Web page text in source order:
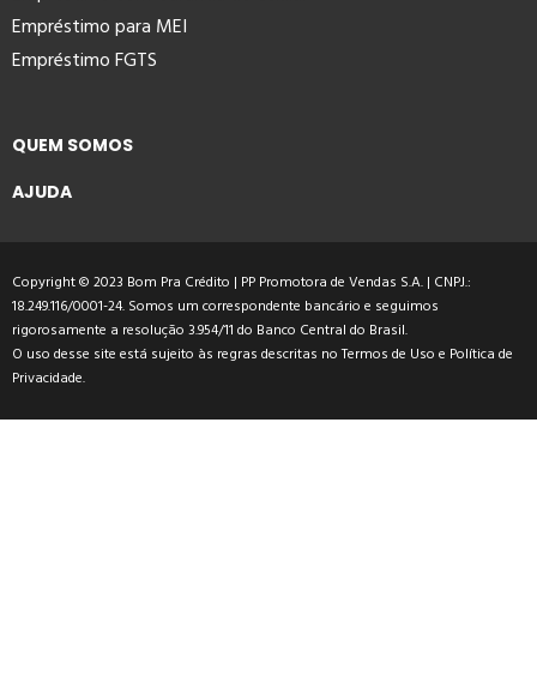
Empréstimo para MEI
Empréstimo FGTS
QUEM SOMOS
AJUDA
Copyright © 2023 Bom Pra Crédito | PP Promotora de Vendas S.A. | CNPJ.:
18.249.116/0001-24. Somos um correspondente bancário e seguimos
rigorosamente a resolução 3.954/11 do Banco Central do Brasil.
O uso desse site está sujeito às regras descritas noTermos de Uso e Política de
Privacidade.